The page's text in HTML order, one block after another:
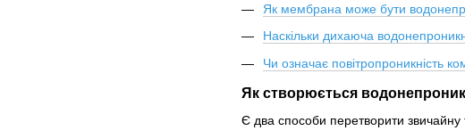
Як мембрана може бути
Наскільки дихаюча
Чи означає повітропроникність
Як створюється
Є два способи перетворити